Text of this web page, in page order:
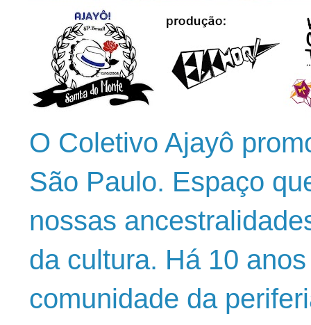
O Coletivo Ajayô
São Paulo. Espaço
nossas
da cultura. Há 10
comunidade da